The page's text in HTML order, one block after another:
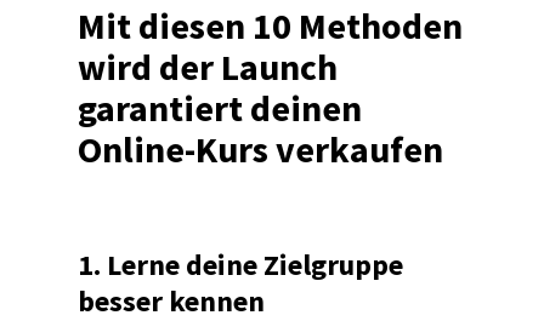
Mit diesen 10 Methoden
wird der Launch
garantiert deinen
Online-Kurs verkaufen
1. Lerne deine Zielgruppe
besser kennen